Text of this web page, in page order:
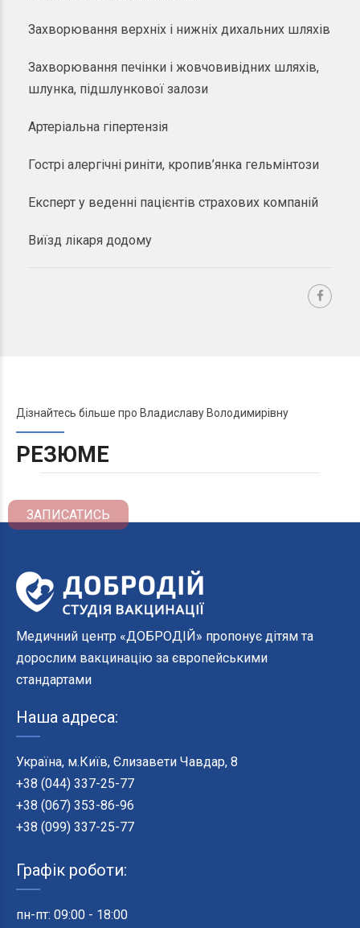
Захворювання верхніх і нижніх дихальних шляхів
Захворювання печінки і жовчовивідних шляхів,
шлунка, підшлункової залози
Артеріальна гіпертензія
Гострі алергічні риніти, кропив’янка гельмінтози
Експерт у веденні пацієнтів страхових компаній
Виїзд лікаря додому
Дізнайтесь більше про Владиславу Володимирівну
РЕЗЮМЕ
Медичний центр «ДОБРОДІЙ» пропонує дітям та
дорослим вакцинацію за європейськими
стандартами
Наша адреса:
Україна, м.Київ, Єлизавети Чавдар, 8
+38 (044) 337-25-77
+38 (067) 353-86-96
+38 (099) 337-25-77
Графік роботи:
пн-пт: 09:00 - 18:00
ЗАПИСАТИСЬ